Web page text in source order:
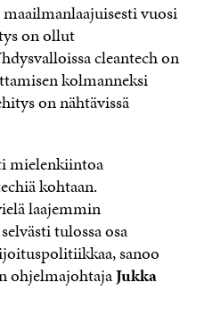
vuosi
on ollut
cleantech on
kolmanneksi
on nähtävissä
mielenkiintoa
kohtaan.
laajemmin
tulossa osa
sanoo
ohjelmajohtajaJukka